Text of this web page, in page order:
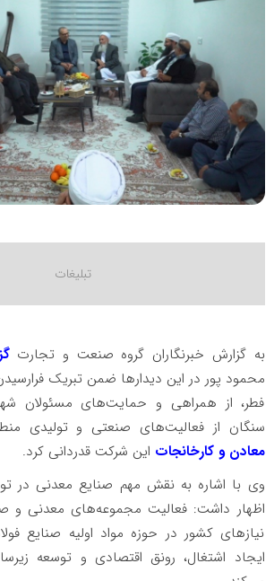
به گزارش خبرنگاران گروه صنعت و تجارت
محمود پور در این دیدارها ضمن تبریک
فطر، از همراهی و حمایت‌های مسئولان
سنگان از فعالیت‌های صنعتی و تولیدی
معادن و کارخانجات این شرکت قدردانی کرد.
وی با اشاره به نقش مهم صنایع معدنی در
اظهار داشت: فعالیت مجموعه‌های معدنی و
نیازهای کشور در حوزه مواد اولیه صنایع
ایجاد اشتغال، رونق اقتصادی و توسعه